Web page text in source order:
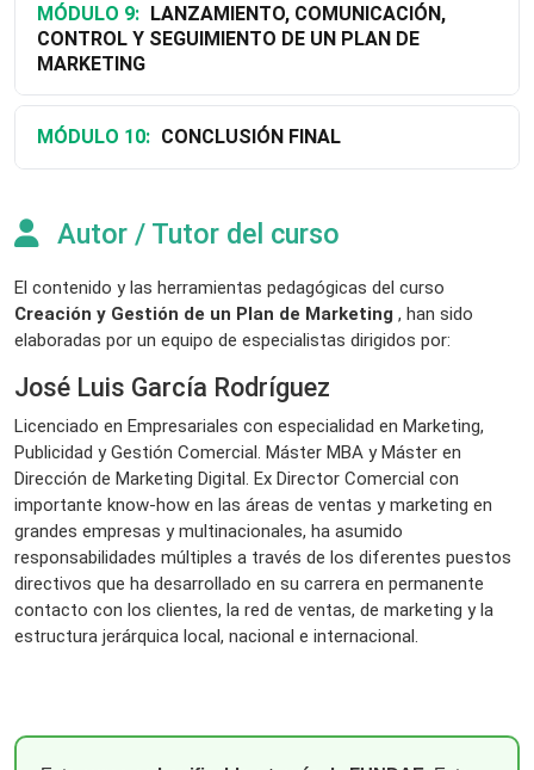
MÓDULO 9:
CONTROL Y SEGUIMIENTO DE UN PLAN DE
MARKETING
MÓDULO 10: CONCLUSIÓN FINAL
Autor / Tutor del curso
El contenido y las herramientas pedagógicas del curso
Creación y Gestión de un Plan de Marketing , han sido
elaboradas por un equipo de especialistas dirigidos por:
José Luis García Rodríguez
Licenciado en Empresariales con especialidad en Marketing,
Publicidad y Gestión Comercial. Máster MBA y Máster en
Dirección de Marketing Digital. Ex Director Comercial con
importante know-how en las áreas de ventas y marketing en
grandes empresas y multinacionales, ha asumido
responsabilidades múltiples a través de los diferentes puestos
directivos que ha desarrollado en su carrera en permanente
contacto con los clientes, la red de ventas, de marketing y la
estructura jerárquica local, nacional e internacional.